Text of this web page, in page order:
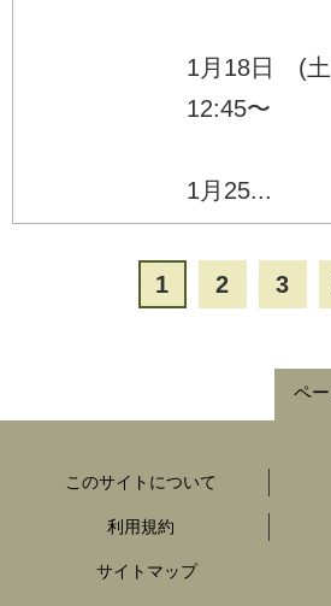
1月18日 (
12:45〜
1月25...
1 2 3
ペ
このサイトについて
利用規約
サイトマップ